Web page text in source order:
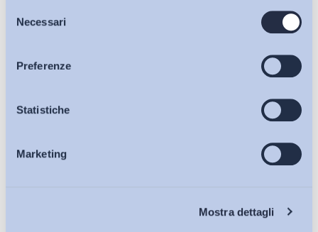
delNecessari
Preferenze
Statistiche
Marketing
Mostra dettagli
Bollettini ADAPT
Articoli
Osservatori
Eventi